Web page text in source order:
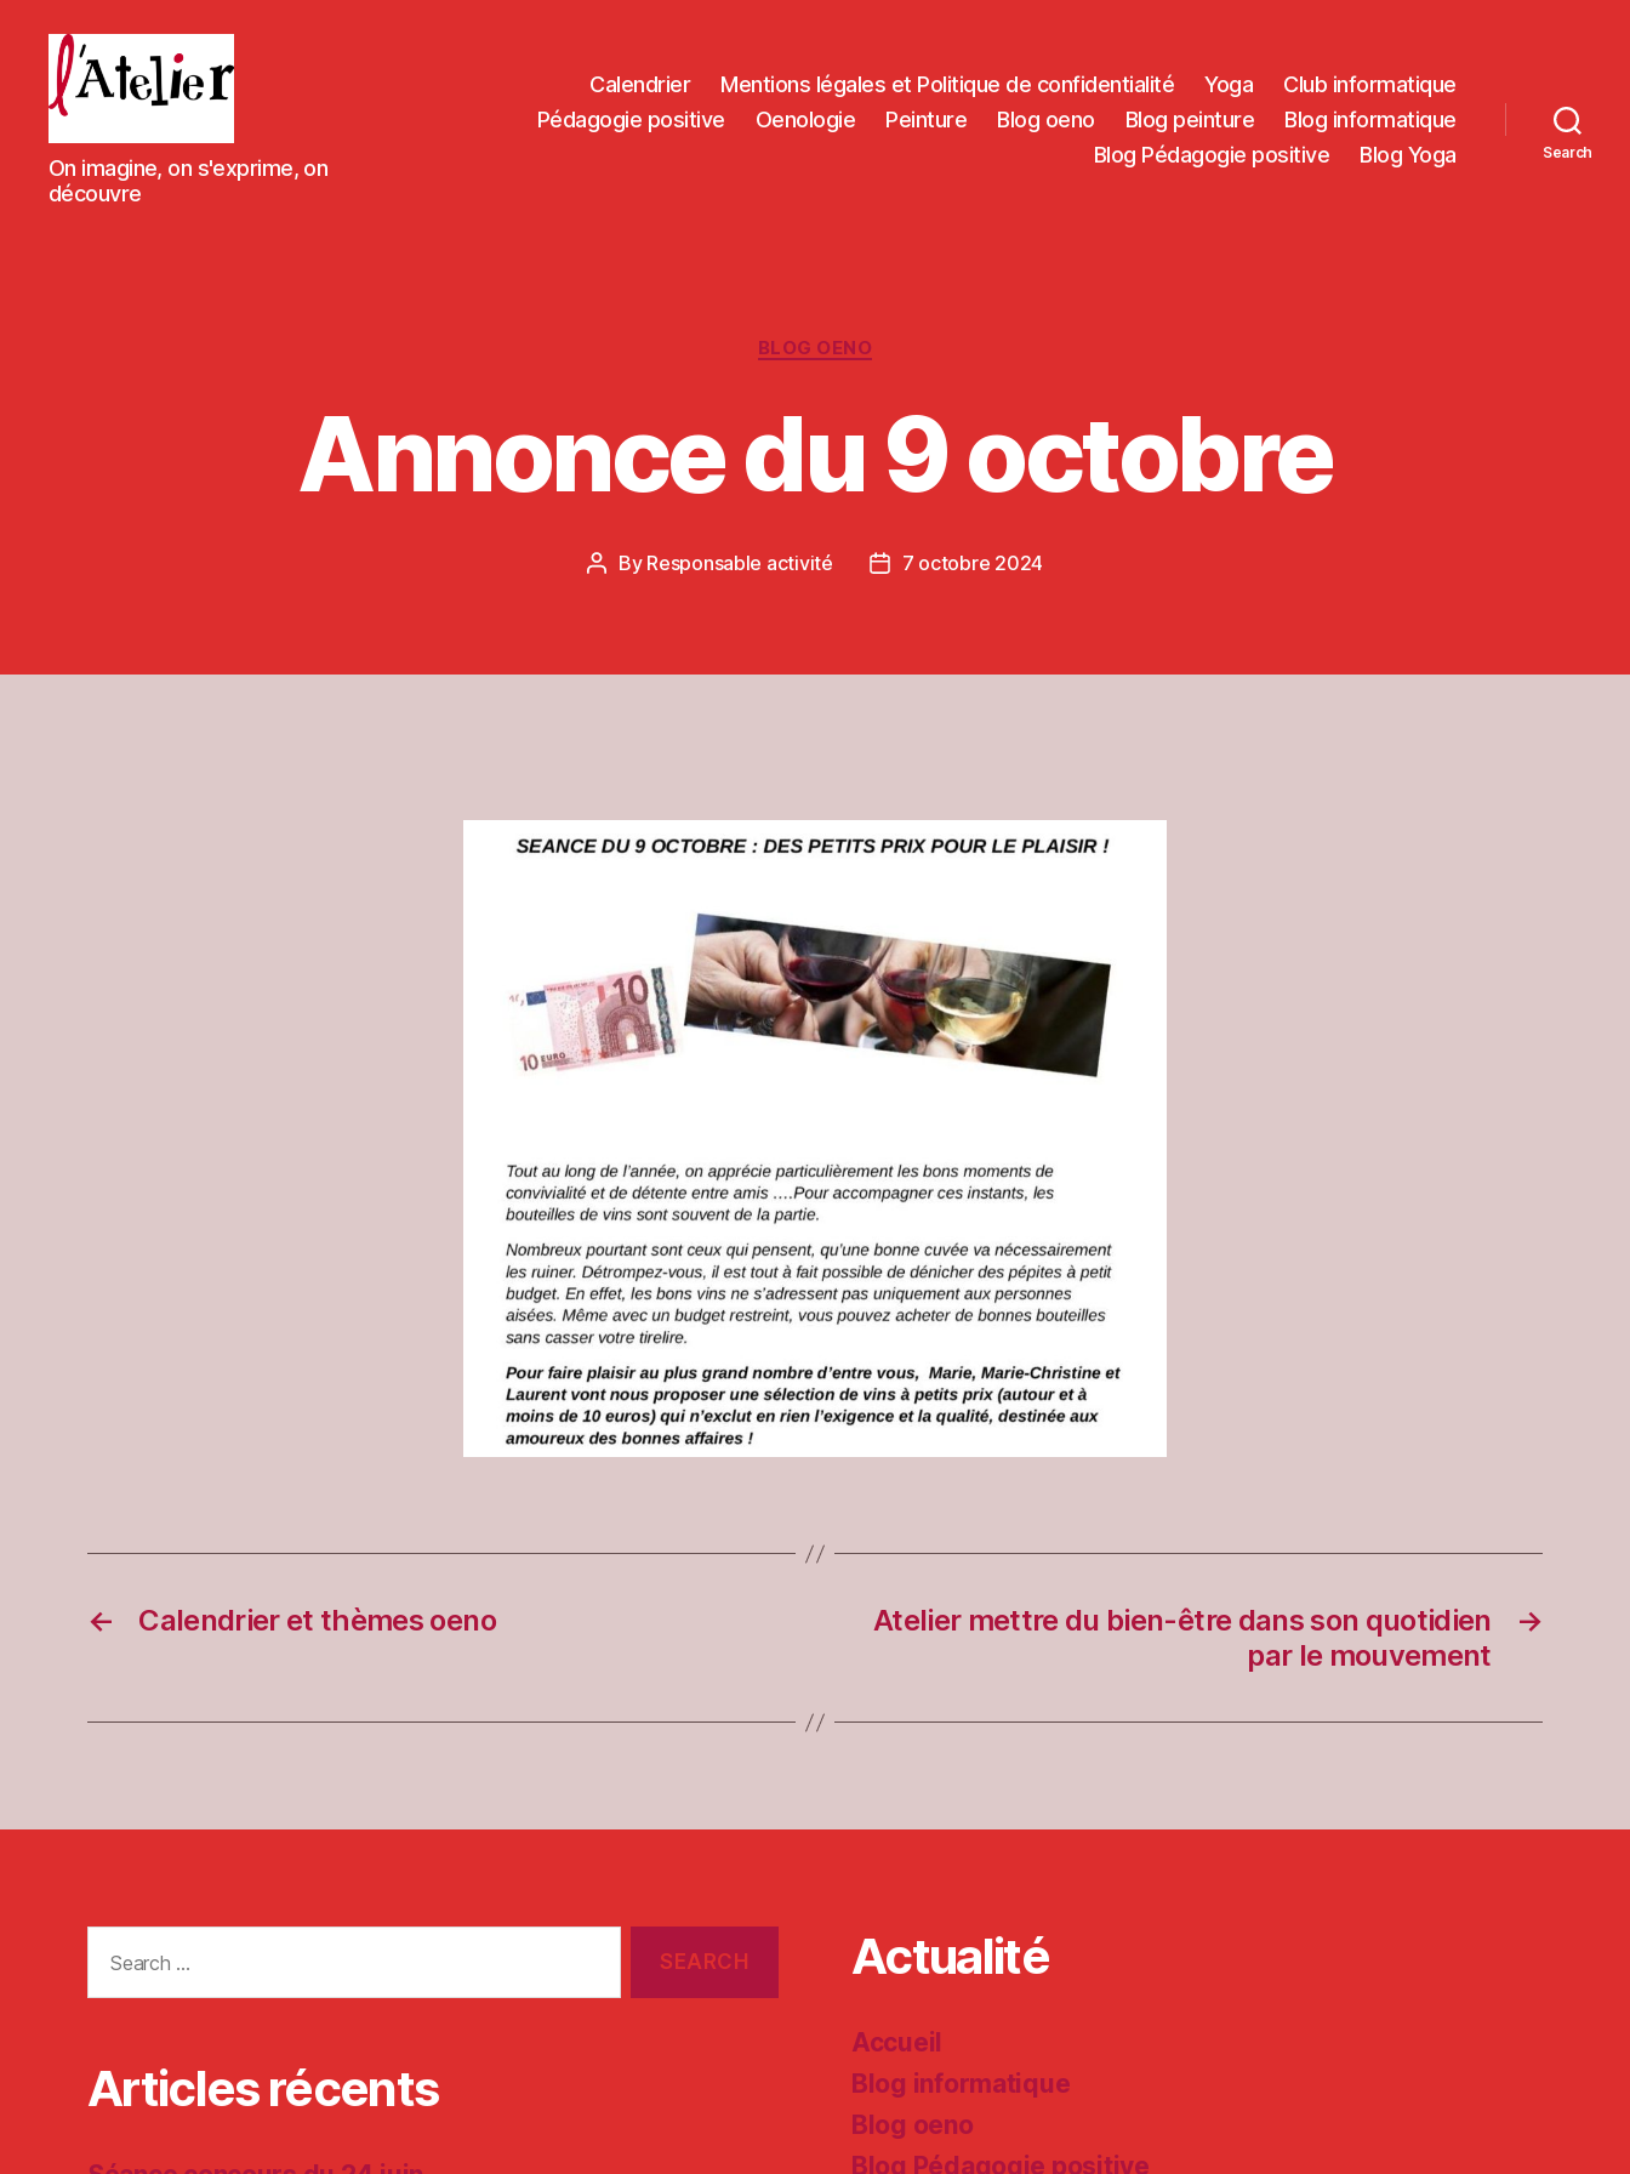
L'Atelier
de
Massieux
On imagine, on s'exprime, on
découvre
Calendrier Mentions légales et Politique de confidentialité Yoga
Club informatique
Pédagogie positive
Oenologie Peinture Blog oeno Blog peinture
Blog informatique
Blog Pédagogie positive
Blog Yoga Search
Categories
BLOG OENO
Annonce du 9 octobre
Post
By Responsable activité
Post7 octobre 2024
← Calendrier et thèmes oeno →
Atelier mettre du bien-être dans son quotidien
par le mouvement
for:
Articles récents
Actualité
Accueil
Blog informatique
Blog oeno
Blog Pédagogie positive